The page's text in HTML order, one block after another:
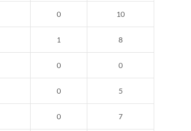
0 10
1 8
0 0
0 5
0 7